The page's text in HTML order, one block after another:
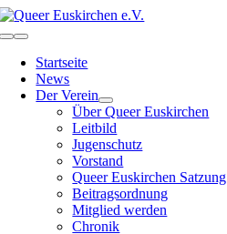
Zum
Inhalt
Toggle
NavigationStartseite
News
Der Verein
Über Queer Euskirchen
Leitbild
Jugenschutz
Vorstand
Queer Euskirchen Satzung
Beitragsordnung
Mitglied werden
Chronik